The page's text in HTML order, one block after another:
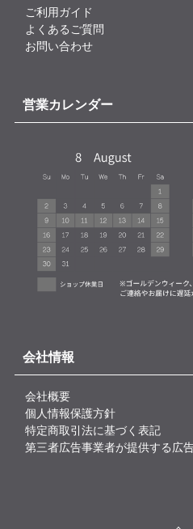
ご利用ガイド
よくあるご質問
お問い合わせ
営業カレンダー
会社情報
会社概要
個人情報保護方針
特定商取引法に基づく表記
第三者広告事業者が提供する広